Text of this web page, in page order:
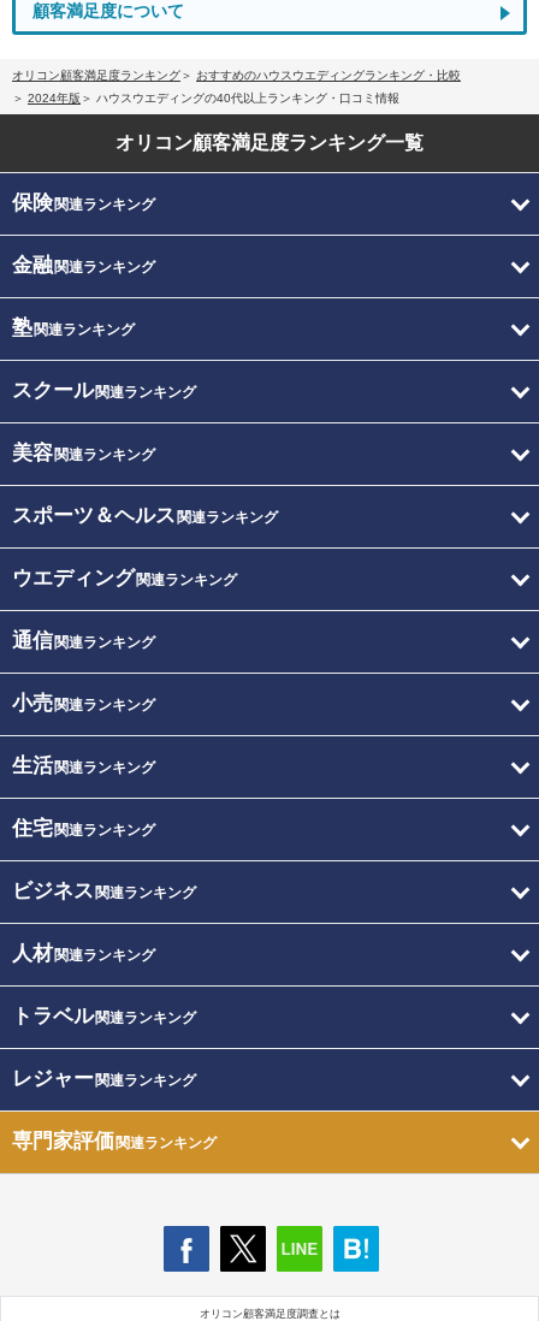
顧客満足度について
オリコン顧客満足度ランキング
おすすめのハウスウエディングランキング・比較
2024年版
ハウスウエディングの40代以上ランキング・口コミ情報
オリコン顧客満足度ランキング一覧
保険関連ランキング
金融関連ランキング
塾関連ランキング
スクール関連ランキング
美容関連ランキング
スポーツ＆ヘルス 関連ランキング
ウエディング関連ランキング
通信関連ランキング
小売関連ランキング
生活関連ランキング
住宅関連ランキング
ビジネス 関連ランキング
人材関連ランキング
トラベル関連ランキング
レジャー関連ランキング
専門家評価関連ランキング
オリコン顧客満足度調査とは